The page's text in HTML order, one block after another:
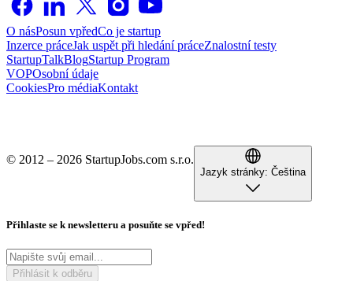
O násPosun vpředCo je startup
Inzerce práceJak uspět při hledání práceZnalostní testy
StartupTalkBlogStartup Program
VOPOsobní údaje
CookiesPro médiaKontakt
© 2012 – 2026 StartupJobs.com s.r.o.
Jazyk stránky: Čeština
Přihlaste se k newsletteru a posuňte se vpřed!
Přihlásit k odběru